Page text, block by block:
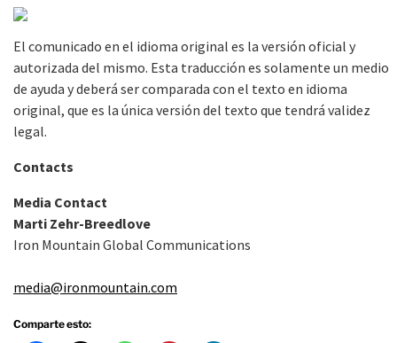
El comunicado en el idioma original es la versión oficial y
autorizada del mismo. Esta traducción es solamente un medio
de ayuda y deberá ser comparada con el texto en idioma
original, que es la única versión del texto que tendrá validez
legal.
Contacts
Media Contact
Marti Zehr-Breedlove
Iron Mountain Global Communications
media@ironmountain.com
Comparte esto: